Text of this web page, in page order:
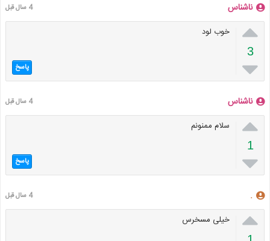
ناشناس 4 سال قبل

3

خوب لود
پاسخ
ناشناس 4 سال قبل

1

سلام ممنونم
پاسخ
. 4 سال قبل
 خیلی مسخرس